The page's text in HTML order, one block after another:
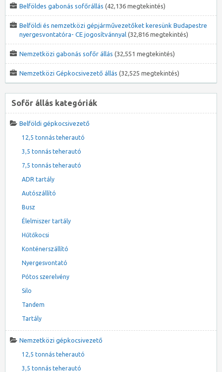
Belföldes gabonás sofőrállás (42,136 megtekintés)
Belföldi és nemzetközi gépjárművezetőket keresünk Budapestre
nyergesvontatóra- CE jogosítvánnyal (32,816 megtekintés)
Nemzetközi gabonás sofőr állás (32,551 megtekintés)
Nemzetközi Gépkocsivezető állás (32,525 megtekintés)
Sofőr állás kategóriák
Belföldi gépkocsivezető
12,5 tonnás teherautó
3,5 tonnás teherautó
7,5 tonnás teherautó
ADR tartály
Autószállító
Busz
Élelmiszer tartály
Hűtőkocsi
Konténerszállító
Nyergesvontató
Pótos szerelvény
Silo
Tandem
Tartály
Nemzetközi gépkocsivezető
12,5 tonnás teherautó
3,5 tonnás teherautó